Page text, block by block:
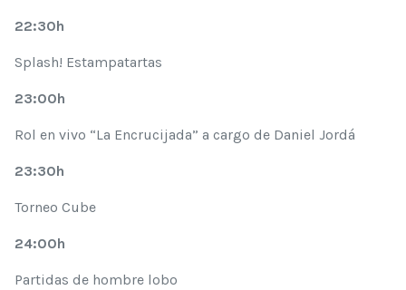
22:30h
Splash! Estampatartas
23:00h
Rol en vivo “La Encrucijada” a cargo de Daniel Jordá
23:30h
Torneo Cube
24:00h
Partidas de hombre lobo